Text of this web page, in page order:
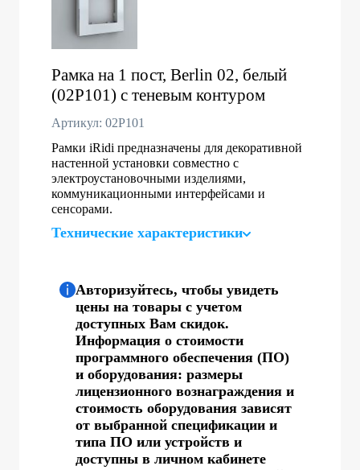
Рамка на 1 пост, Berlin 02, белый
(02P101) с теневым контуром
Артикул: 02P101
Рамки iRidi предназначены для декоративной
настенной установки совместно с
электроустановочными изделиями,
коммуникационными интерфейсами и
сенсорами.
Технические характеристики
Авторизуйтесь, чтобы увидеть
цены на товары с учетом
доступных Вам скидок.
Информация о стоимости
программного обеспечения (ПО)
и оборудования: размеры
лицензионного вознаграждения и
стоимость оборудования зависят
от выбранной спецификации и
типа ПО или устройств и
доступны в личном кабинете